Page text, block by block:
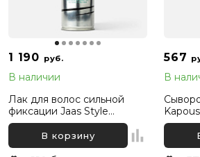
1 190 руб.
В наличии
Лак для волос сильной
фиксации Jaas Style
Hairspray Strong Hold, 300
В корзину
567
В